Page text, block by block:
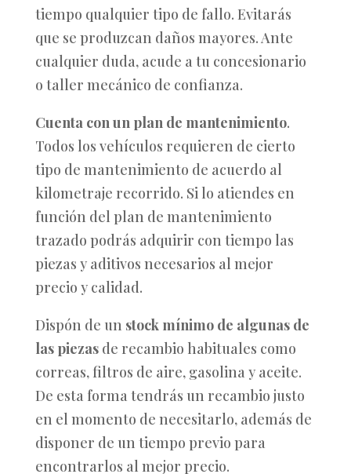
tiempo qualquier tipo de fallo. Evitarás
que se produzcan daños mayores. Ante
cualquier duda, acude a tu concesionario
o taller mecánico de confianza.
Cuenta con un plan de mantenimiento.
Todos los vehículos requieren de cierto
tipo de mantenimiento de acuerdo al
kilometraje recorrido. Si lo atiendes en
función del plan de mantenimiento
trazado podrás adquirir con tiempo las
piezas y aditivos necesarios al mejor
precio y calidad.
Dispón de un stock mínimo de algunas de
las piezasde recambio habituales como
correas, filtros de aire, gasolina y aceite.
De esta forma tendrás un recambio justo
en el momento de necesitarlo, además de
disponer de un tiempo previo para
encontrarlos al mejor precio.